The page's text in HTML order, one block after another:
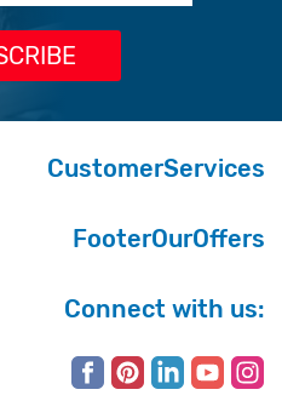
CustomerServices
FooterOurOffers
Connect with us: